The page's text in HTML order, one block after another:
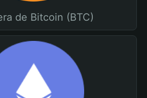
de Bitcoin (BTC)